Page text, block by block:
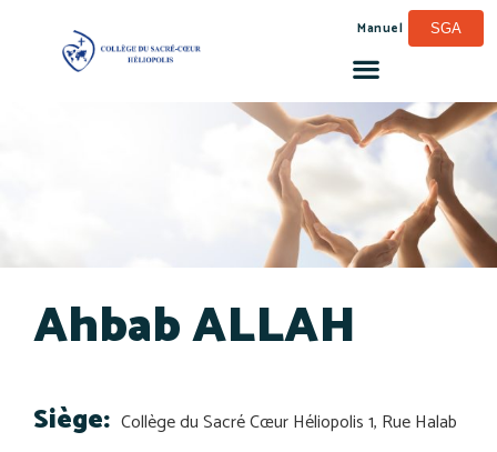
Manuel SGA
Ahbab ALLAH
Siège: Collège du Sacré Cœur Héliopolis 1, Rue Halab